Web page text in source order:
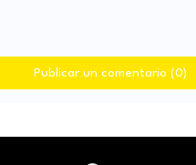
Publicar un comentario (0)